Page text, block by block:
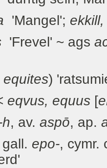
'Mangel';
'Frevel' ~ ags
equites)
eqvus, equus [
, av. aspō, ap.
gall. epo-, cymr.